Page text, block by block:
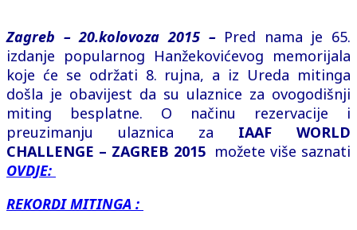
Zagreb – 20.kolovoza 2015 – Pred nama je 65.
izdanje popularnog Hanžekovićevog memorijala
koje će se održati 8. rujna, a iz Ureda mitinga
došla je obavijest da su ulaznice za ovogodišnji
miting besplatne. O načinu rezervacije i
preuzimanju ulaznica za IAAF WORLD
CHALLENGE – ZAGREB 2015 možete više saznati
OVDJE:
REKORDI MITINGA :